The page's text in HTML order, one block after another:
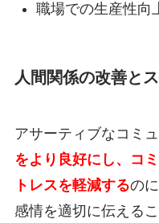
職場での生産性向
人間関係の改善と
アサーティブなコミ
をより良好にし、コ
トレスを軽減するの
感情を適切に伝える